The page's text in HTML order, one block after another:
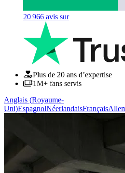
20 966 avis sur
Plus de 20 ans d’expertise
1M+ fans servis
Anglais (Royaume-
Uni)EspagnolNéerlandaisFrançais